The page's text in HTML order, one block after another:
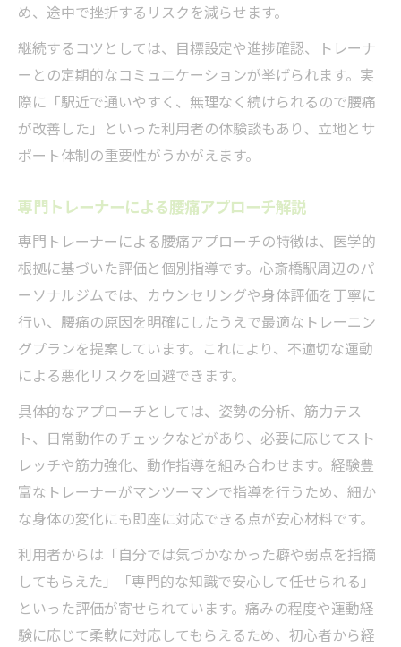
め、途中で挫折するリスクを減らせます。
継続するコツとしては、目標設定や進捗確認、トレーナ
ーとの定期的なコミュニケーションが挙げられます。実
際に「駅近で通いやすく、無理なく続けられるので腰痛
が改善した」といった利用者の体験談もあり、立地とサ
ポート体制の重要性がうかがえます。
専門トレーナーによる腰痛アプローチ解説
専門トレーナーによる腰痛アプローチの特徴は、医学的
根拠に基づいた評価と個別指導です。心斎橋駅周辺のパ
ーソナルジムでは、カウンセリングや身体評価を丁寧に
行い、腰痛の原因を明確にしたうえで最適なトレーニン
グプランを提案しています。これにより、不適切な運動
による悪化リスクを回避できます。
具体的なアプローチとしては、姿勢の分析、筋力テス
ト、日常動作のチェックなどがあり、必要に応じてスト
レッチや筋力強化、動作指導を組み合わせます。経験豊
富なトレーナーがマンツーマンで指導を行うため、細か
な身体の変化にも即座に対応できる点が安心材料です。
利用者からは「自分では気づかなかった癖や弱点を指摘
してもらえた」「専門的な知識で安心して任せられる」
といった評価が寄せられています。痛みの程度や運動経
験に応じて柔軟に対応してもらえるため、初心者から経